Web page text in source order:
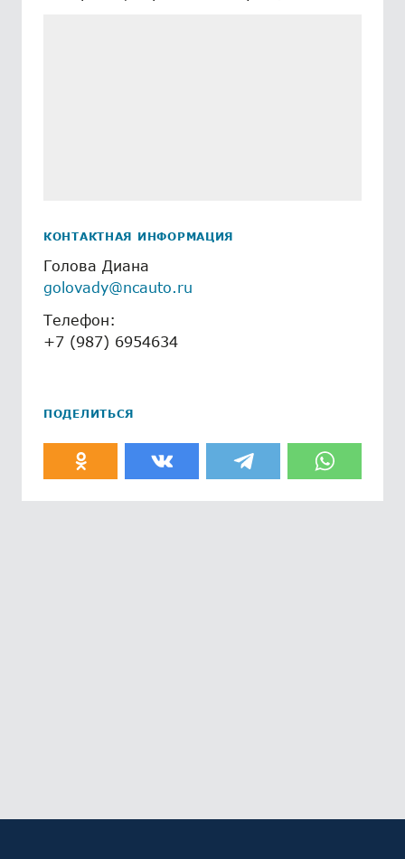
КОНТАКТНАЯ ИНФОРМАЦИЯ
Голова Диана
golovady@ncauto.ru
Телефон:
+7 (987) 6954634
ПОДЕЛИТЬСЯ